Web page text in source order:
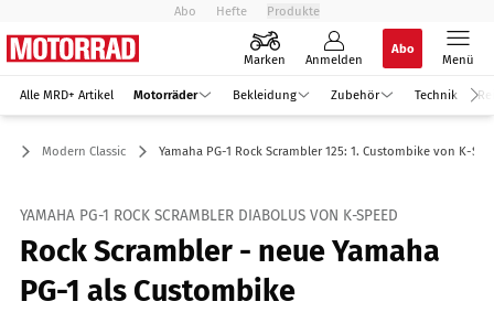
Abo Hefte Produkte
Marken Anmelden
Abo
Menü
Alle MRD+ Artikel Motorräder Bekleidung Zubehör Technik
Modern Classic Yamaha PG-1 Rock Scrambler 125: 1. Custombike von K-
YAMAHA PG-1 ROCK SCRAMBLER DIABOLUS VON K-SPEED
Rock Scrambler - neue Yamaha
PG-1 als Custombike